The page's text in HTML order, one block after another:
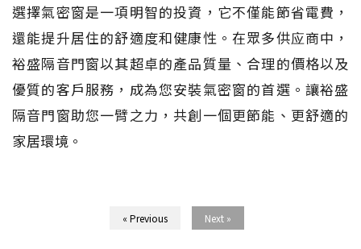
選擇氣密窗是一項明智的投資，它不僅能節省電費，
還能提升居住的舒適度和健康性。在眾多供应商中，
裕盛隔音門窗以其超卓的產品質量、合理的價格以及
優質的客戶服務，成為您安裝氣密窗的首選。讓裕盛
隔音門窗助您一臂之力，共創一個更節能、更舒適的
家居環境。
« Previous Next »